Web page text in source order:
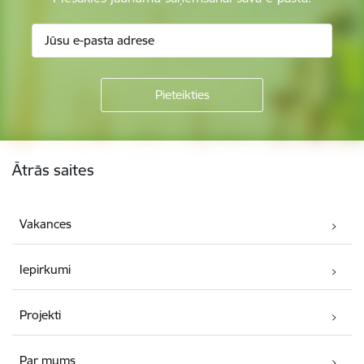
Kājene
Ātrās saites
Vakances
Iepirkumi
Projekti
Par mums